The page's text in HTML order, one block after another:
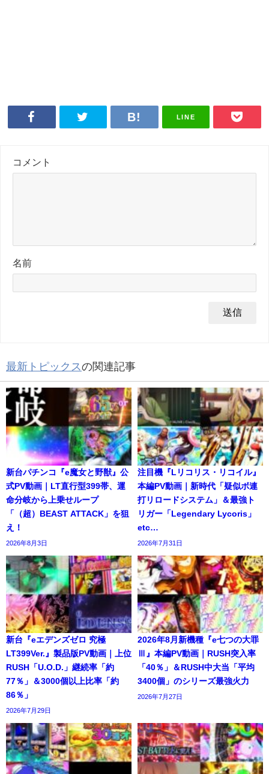
LINE
コメント
名前
最新トピックスの関連記事
新台パチンコ『e魔女と野獣』公
式PV動画｜LT直行型399帯、運
命分岐から上乗せループ
「（超）BEAST ATTACK」を狙
え！
2026年8月3日
注目機『Lリコリス・リコイル』
本編PV動画｜新時代「疑似ボ連
打リロードシステム」＆最強ト
リガー「Legendary Lycoris」
etc…
2026年7月31日
新台『eエデンズゼロ 究極
LT399Ver.』製品版PV動画｜上位
RUSH「U.O.D.」継続率「約
77％」＆3000個以上比率「約
86％」
2026年7月29日
2026年8月新機種『e七つの大罪
Ⅲ』本編PV動画｜RUSH突入率
「40％」＆RUSH中大当「平均
3400個」のシリーズ最強火力
2026年7月27日